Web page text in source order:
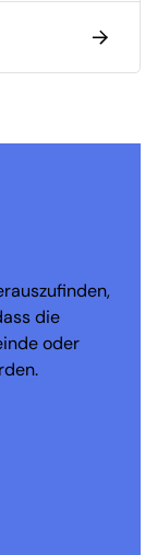
die
oder